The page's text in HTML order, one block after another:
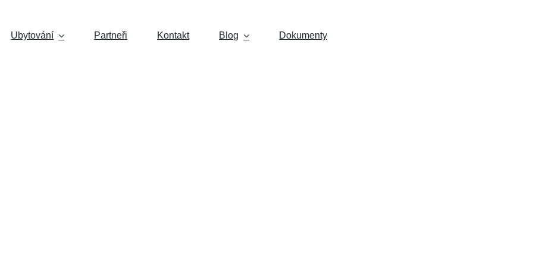
Ubytování Partneři Kontakt Blog Dokumenty